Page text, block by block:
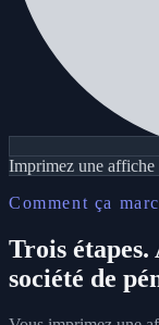
Imprimez une affiche
Comment ça
Trois étapes.
société de